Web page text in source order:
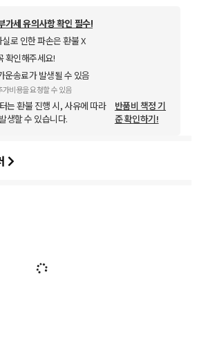
가세 유의사항 확인 필수!
로 인한 파손은 환불 X
확인해주세요!
운송료가 발생될 수 있음
비용을 요청할 수 있음
는 환불 진행 시, 사유에 따라
생할 수 있습니다.
반품비 책정 기
준 확인하기!